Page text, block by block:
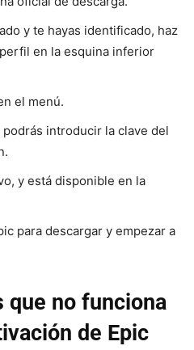
y te hayas identificado, haz
en la esquina inferior
el menú.
introducir la clave del
y está disponible en la
para descargar y empezar a
que no funciona
de Epic